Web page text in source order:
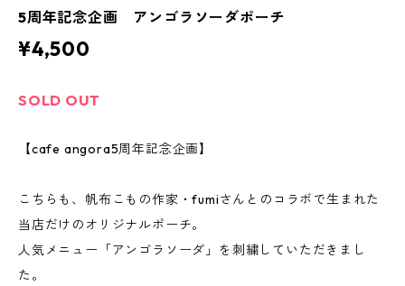
5周年記念企画 アンゴラソーダポーチ
¥4,500
SOLD OUT
【cafe angora5周年記念企画】
こちらも、帆布こもの作家・fumiさんとのコラボで生まれた
当店だけのオリジナルポーチ。
人気メニュー「アンゴラソーダ」を刺繍していただきまし
た。